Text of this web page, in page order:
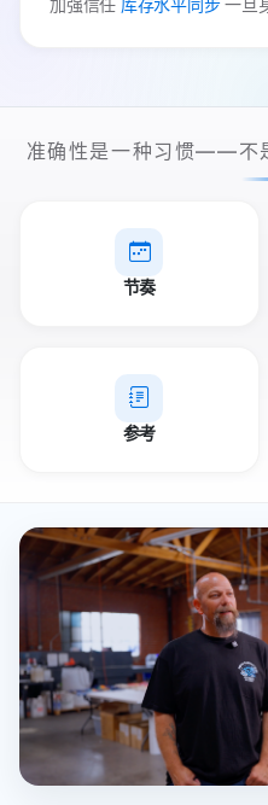
准确性是一种习惯——不
节奏
参考